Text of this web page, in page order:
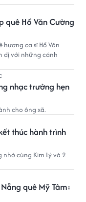
quê Hồ Văn Cường
ca sĩ Hồ Văn
dị với những cánh
nhạc trưởng hẹn
cho ông xã.
thúc hành trình
cùng Kim Lý và 2
quê Mỹ Tâm: